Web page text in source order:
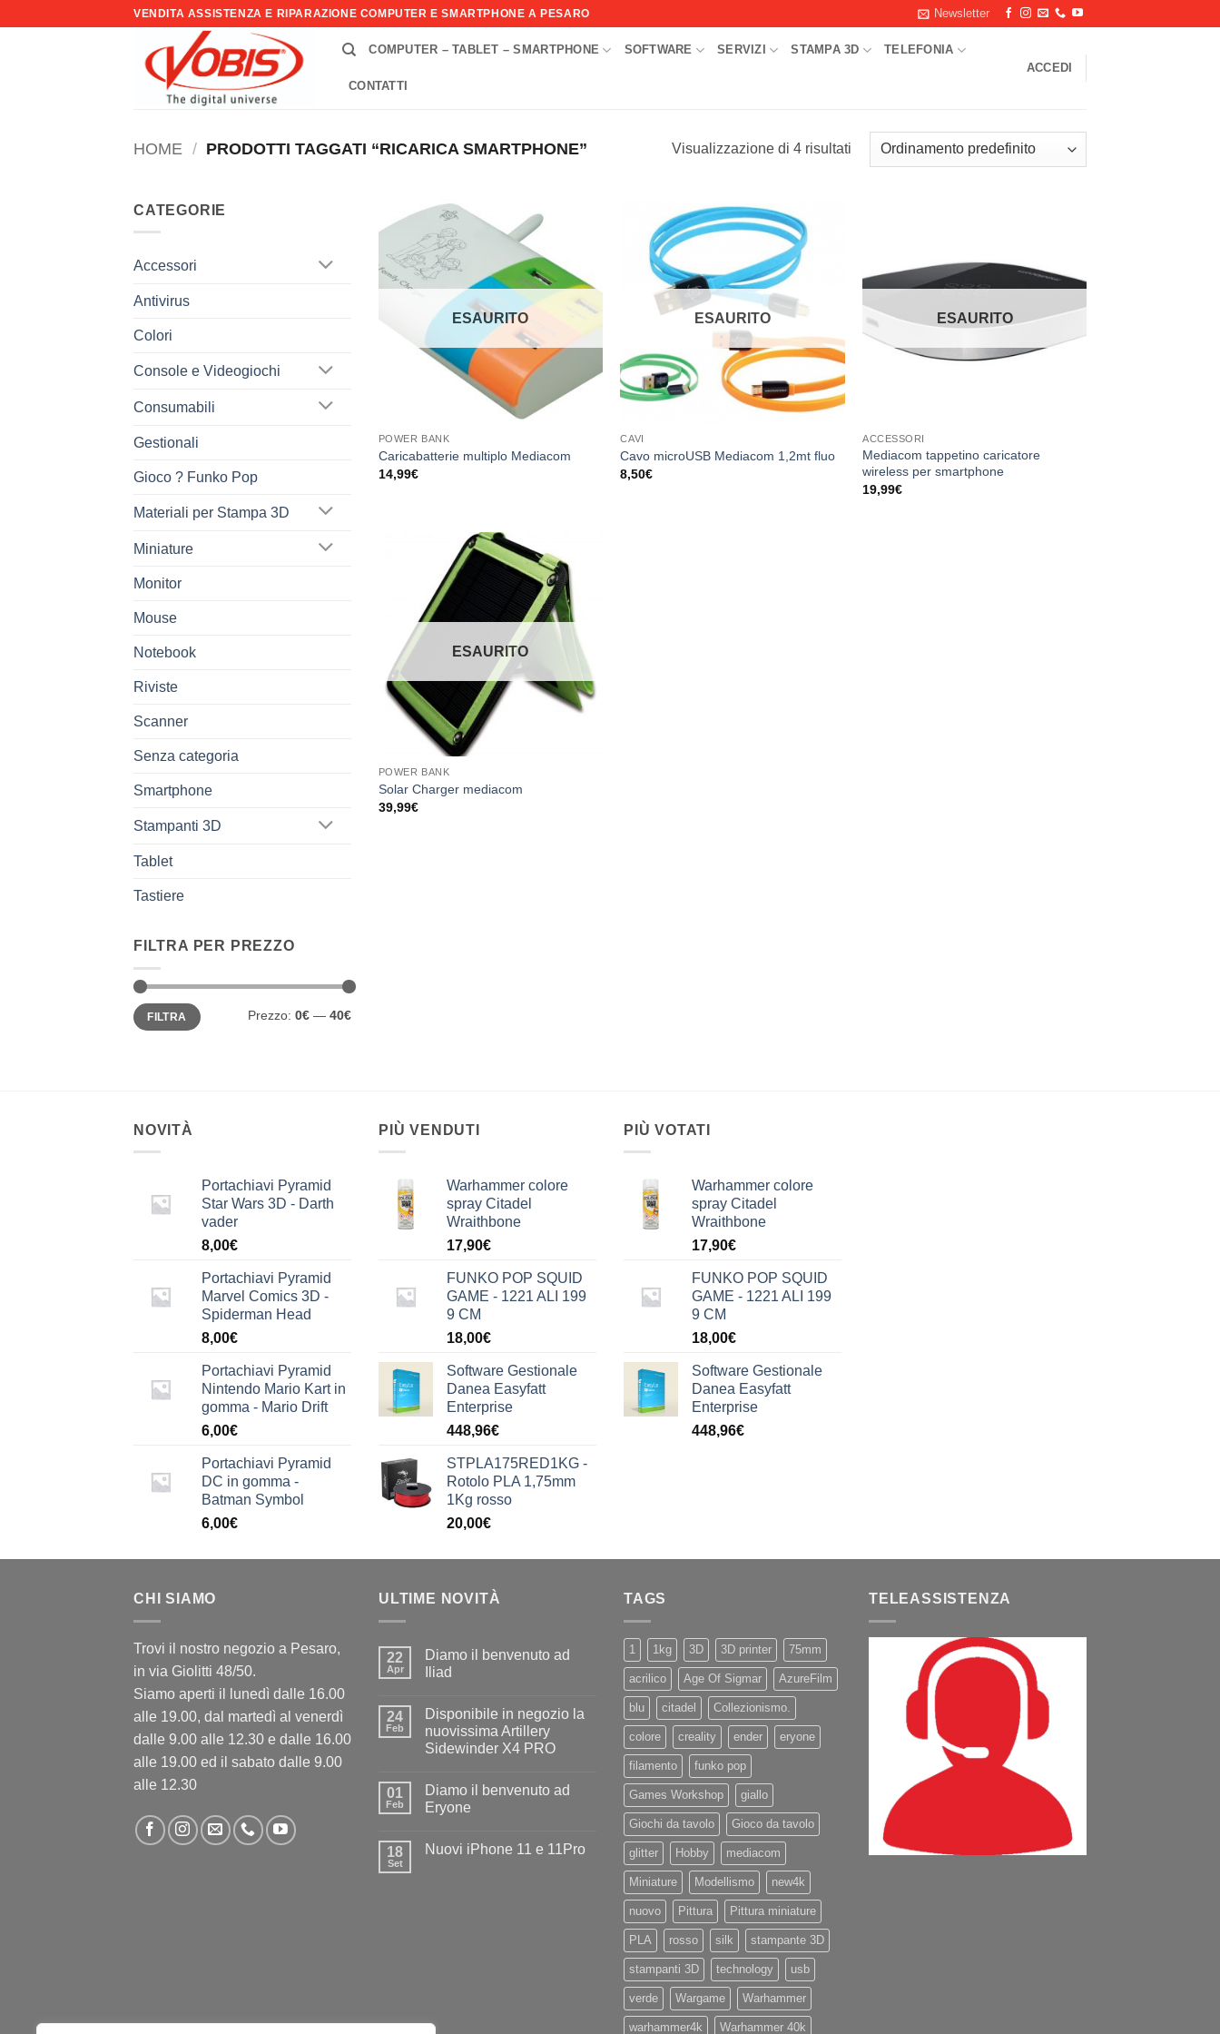
VENDITA ASSISTENZA E RIPARAZIONE COMPUTER E SMARTPHONE A PESARO Newsletter
COMPUTER – TABLET – SMARTPHONE SOFTWARE SERVIZI STAMPA 3D TELEFONIA
CONTATTI
ACCEDI
HOME / PRODOTTI TAGGATI “RICARICA SMARTPHONE” Visualizzazione di 4 risultati
CATEGORIE
Accessori
Antivirus
Colori
Console e Videogiochi
Consumabili
Gestionali
Gioco ? Funko Pop
Materiali per Stampa 3D
Miniature
Monitor
Mouse
Notebook
Riviste
Scanner
Senza categoria
Smartphone
Stampanti 3D
Tablet
Tastiere
FILTRA PER PREZZO
Prezzo
Min
Prezzo
MaxFILTRA Prezzo: 0€ — 40€
alla lista
dei
desideri
ESAURITO
POWER BANK
Caricabatterie multiplo Mediacom
14,99€
Aggiungi
alla lista
ESAURITO
CAVI
Cavo microUSB Mediacom 1,2mt fluo
8,50€
dei
desideri
ESAURITO
ACCESSORI
Mediacom tappetino caricatore
wireless per smartphone
19,99€
Aggiungi
alla lista
dei
desideri
ESAURITO
POWER BANK
Solar Charger mediacom
39,99€
NOVITÀ
Portachiavi Pyramid
Star Wars 3D - Darth
vader
8,00€
Portachiavi Pyramid
Marvel Comics 3D -
Spiderman Head
8,00€
Portachiavi Pyramid
Nintendo Mario Kart in
gomma - Mario Drift
6,00€
Portachiavi Pyramid
DC in gomma -
Batman Symbol
6,00€
PIÙ VENDUTI
Warhammer colore
spray Citadel
Wraithbone
17,90€
FUNKO POP SQUID
GAME - 1221 ALI 199
9 CM
18,00€
Software Gestionale
Danea Easyfatt
Enterprise
448,96€
STPLA175RED1KG -
Rotolo PLA 1,75mm
1Kg rosso
20,00€
PIÙ VOTATI
Warhammer colore
spray Citadel
Wraithbone
17,90€
FUNKO POP SQUID
GAME - 1221 ALI 199
9 CM
18,00€
Software Gestionale
Danea Easyfatt
Enterprise
448,96€
CHI SIAMO
Trovi il nostro negozio a Pesaro,
in via Giolitti 48/50.
Siamo aperti il lunedì dalle 16.00
alle 19.00, dal martedì al venerdì
dalle 9.00 alle 12.30 e dalle 16.00
alle 19.00 ed il sabato dalle 9.00
alle 12.30
ULTIME NOVITÀ
22
Apr
Diamo il benvenuto ad
Iliad
su
Diamo
il
benvenuto
24
Feb
Disponibile in negozio la
nuovissima Artillery
Sidewinder X4 PRO
su
Disponibile
in
nuovissima
01
Feb
Diamo il benvenuto ad
Eryone
su
18
Set
Nuovi iPhone 11 e 11Pro
TAGS
1 1kg 3D 3D printer 75mm
acrilico Age Of Sigmar AzureFilm
blu citadel Collezionismo.
colore creality ender eryone
filamento funko pop
Games Workshop giallo
Giochi da tavolo Gioco da tavolo
glitter Hobby mediacom
Miniature Modellismo new4k
nuovo Pittura Pittura miniature
PLA rosso silk stampante 3D
stampanti 3D technology usb
verde Wargame Warhammer
warhammer4k Warhammer 40k
TELEASSISTENZA